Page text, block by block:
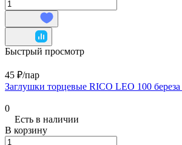
Быстрый просмотр
45 ₽/пар
Заглушки торцевые RICO LEO 100 береза
0
Есть в наличии
В корзину